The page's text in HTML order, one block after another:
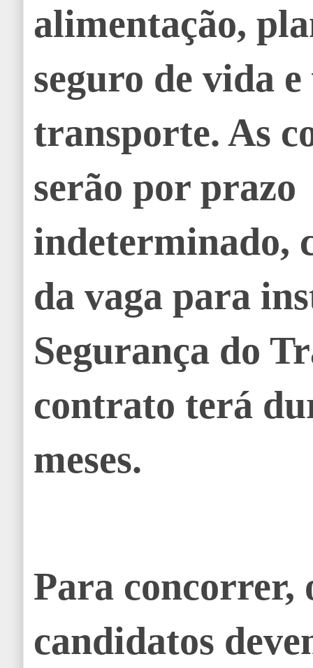
alimentação,
seguro de vida
transporte. As
serão por prazo
indeterminado,
da vaga para
Segurança do
contrato terá
meses.
Para concorrer,
candidatos